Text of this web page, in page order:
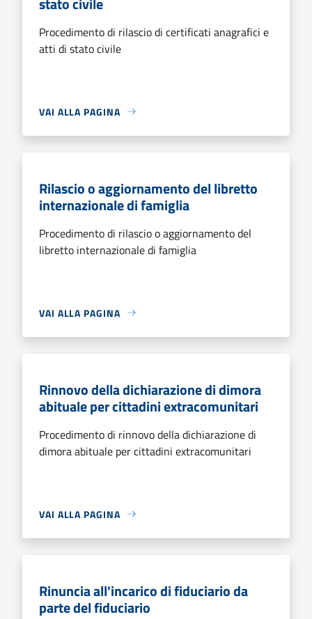
Procedimento di rilascio di certificati anagrafici e
atti di stato civile
VAI ALLA PAGINA
Rilascio o aggiornamento del libretto
internazionale di famiglia
Procedimento di rilascio o aggiornamento del
libretto internazionale di famiglia
VAI ALLA PAGINA
Rinnovo della dichiarazione di dimora
abituale per cittadini extracomunitari
Procedimento di rinnovo della dichiarazione di
dimora abituale per cittadini extracomunitari
VAI ALLA PAGINA
Rinuncia all'incarico di fiduciario da
parte del fiduciario